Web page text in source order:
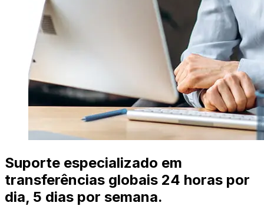
Suporte especializado em
transferências globais 24 horas por
dia, 5 dias por semana.